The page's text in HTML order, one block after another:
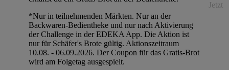
*Nur in teilnehmenden Märkten. Nur an der
Backwaren-Bedientheke und nur nach Aktivierung
der Challenge in der EDEKA App. Die Aktion ist
nur für Schäfer's Brote gültig. Aktionszeitraum
10.08. - 06.09.2026. Der Coupon für das Gratis-Brot
wird am Folgetag ausgespielt.
Jetzt